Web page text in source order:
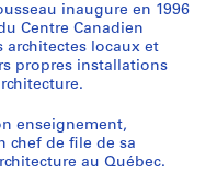
inaugure en 1996
Centre Canadien
architectes locaux et
propres installations
enseignement,
chef de file de sa
au Québec.